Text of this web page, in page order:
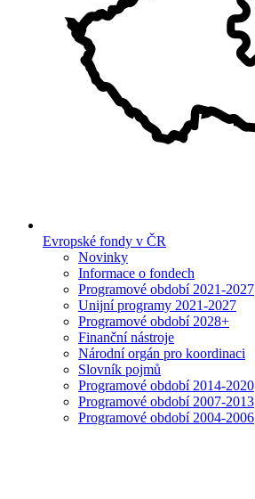
Evropské fondy v ČR
Novinky
Informace o fondech
Programové období 2021-2027
Unijní programy 2021-2027
Programové období 2028+
Finanční nástroje
Národní orgán pro koordinaci
Slovník pojmů
Programové období 2014-2020
Programové období 2007-2013
Programové období 2004-2006